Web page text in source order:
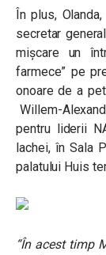
În plus,
secretar
mișcare un
farmece” pe
onoare de a
Willem-
pentru liderii
lachei, în Sala
palatului Huis
“În acest timp